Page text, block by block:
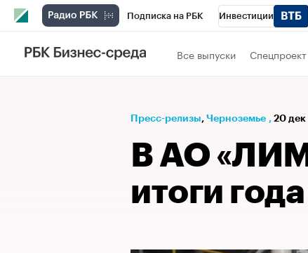
Подписка на РБК Инвестиции
РБК Вино
Проверка контрагентов Политика
Все выпуски Спецпроект
Пресс-релизы⁠, Черноземье , 20 дек
В АО
итоги года